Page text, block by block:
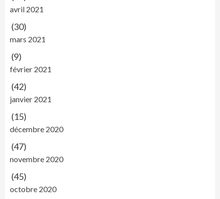
avril 2021
(30)
mars 2021
(9)
février 2021
(42)
janvier 2021
(15)
décembre 2020
(47)
novembre 2020
(45)
octobre 2020